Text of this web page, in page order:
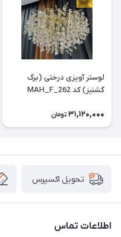
لوستر آویزی درختی (برگ
گشنیز) کد MAH_F_262
31,120,000 تومان
تحویل اکسپرس
اطلاعات تماس